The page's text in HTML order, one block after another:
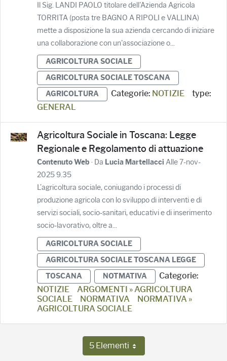
Il Sig. LANDI PAOLO titolare dell'Azienda Agricola
TORRITA (posta tre BAGNO A RIPOLI e VALLINA)
mette a disposizione la sua azienda cercando di iniziare
una collaborazione con un'associazione o...
AGRICOLTURA SOCIALE
AGRICOLTURA SOCIALE TOSCANA
AGRICOLTURA
Categorie: NOTIZIE
type:
GENERAL
Agricoltura Sociale in Toscana: Legge
Regionale e Regolamento di attuazione
Contenuto Web · Da Lucia Martellacci Alle 7-nov-
2025 9.35
L’agricoltura sociale, coniugando i processi di
produzione agricola con lo sviluppo di interventi e di
servizi sociali, socio-sanitari, educativi e di inserimento
socio-lavorativo, oltre a...
AGRICOLTURA SOCIALE
AGRICOLTURA SOCIALE TOSCANA LEGGE
TOSCANA
NOTMATIVA
Categorie:
NOTIZIE
ARGOMENTI » AGRICOLTURA
SOCIALE
NORMATIVA
NORMATIVA »
AGRICOLTURA SOCIALE
5 ElementiPer pagina